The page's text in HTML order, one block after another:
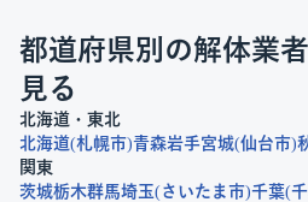
都道府県別の解体業
見る
北海道・東北
北海道 札幌市 青森岩手宮城 仙台市
関東
茨城栃木群馬埼玉 さいたま市 千葉